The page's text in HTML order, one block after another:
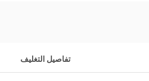
تفاصيل التغليف